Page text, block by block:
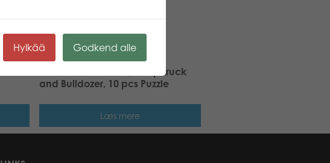
Larsen Mini Tractors,Dump Truck
and Bulldozer, 10 pcs Puzzle
Læs mere
Hylkää Godkend alle